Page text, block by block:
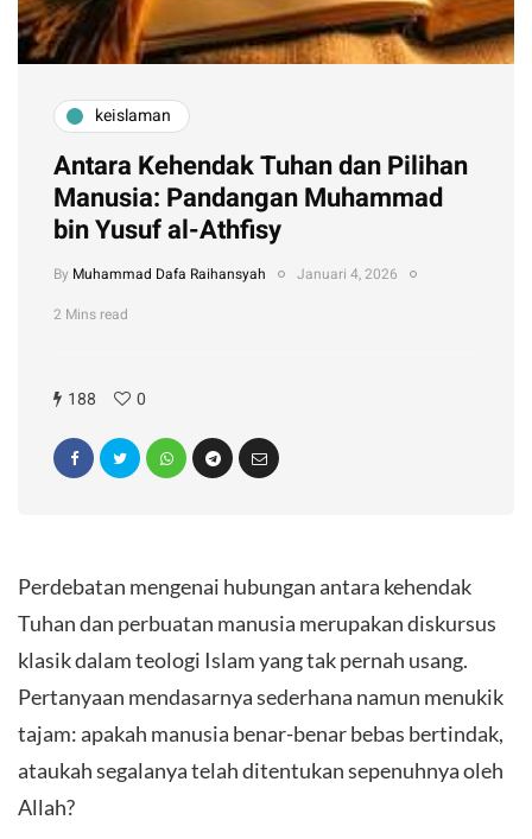
keislaman
Antara Kehendak Tuhan dan Pilihan
Manusia: Pandangan Muhammad
bin Yusuf al-Athfisy
By Muhammad Dafa Raihansyah
Januari 4, 2026
2 Mins read
188 0
Perdebatan mengenai hubungan antara kehendak
Tuhan dan perbuatan manusia merupakan diskursus
klasik dalam teologi Islam yang tak pernah usang.
Pertanyaan mendasarnya sederhana namun menukik
tajam: apakah manusia benar-benar bebas bertindak,
ataukah segalanya telah ditentukan sepenuhnya oleh
Allah?